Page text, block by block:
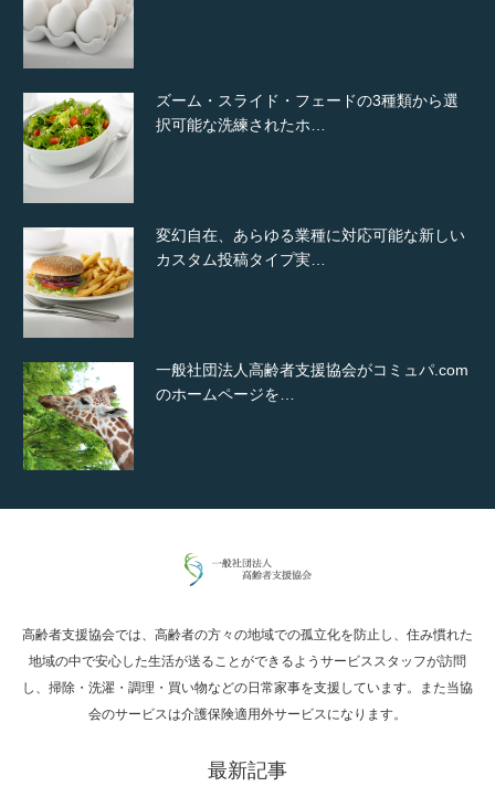
ズーム・スライド・フェードの3種類から選
択可能な洗練されたホ…
変幻自在、あらゆる業種に対応可能な新しい
カスタム投稿タイプ実…
一般社団法人高齢者支援協会がコミュパ.com
のホームページを…
通常投稿
Hello world!
究極的に実用性を重視した「フッターバー」
高齢者支援協会では、高齢者の方々の地域での孤立化を防止し、住み慣れた
地域の中で安心した生活が送ることができるようサービススタッフが訪問
し、掃除・洗濯・調理・買い物などの日常家事を支援しています。また当協
会のサービスは介護保険適用外サービスになります。
最新記事